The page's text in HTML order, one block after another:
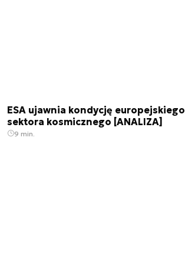
ESA ujawnia kondycję europejskiego
sektora kosmicznego [ANALIZA]
9 min.